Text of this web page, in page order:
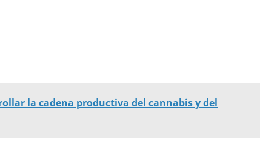
la cadena productiva del cannabis y del